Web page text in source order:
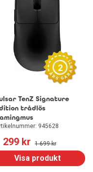
2
TenZ Signature
trådlös
945628
299 kr 1 699 kr
Visa produkt